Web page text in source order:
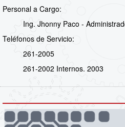
Personal a Cargo:
Ing. Jhonny Paco -
Teléfonos de Servicio:
261-2005
261-2002 Internos. 2003